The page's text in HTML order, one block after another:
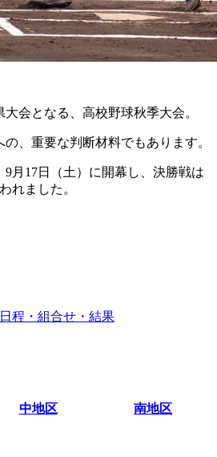
会となる、高校野球秋季大会。
、重要な判断材料でもあります。
9月17日（土）に開幕し、決勝戦は
れました。
程・組合せ・結果
中地区 南地区